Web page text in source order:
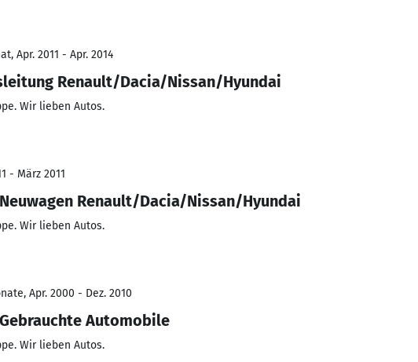
Apr. 2011 - Apr. 2014
Renault/Dacia/Nissan/Hyundai
Wir lieben Autos.
- März 2011
Renault/Dacia/Nissan/Hyundai
Wir lieben Autos.
Apr. 2000 - Dez. 2010
Automobile
Wir lieben Autos.